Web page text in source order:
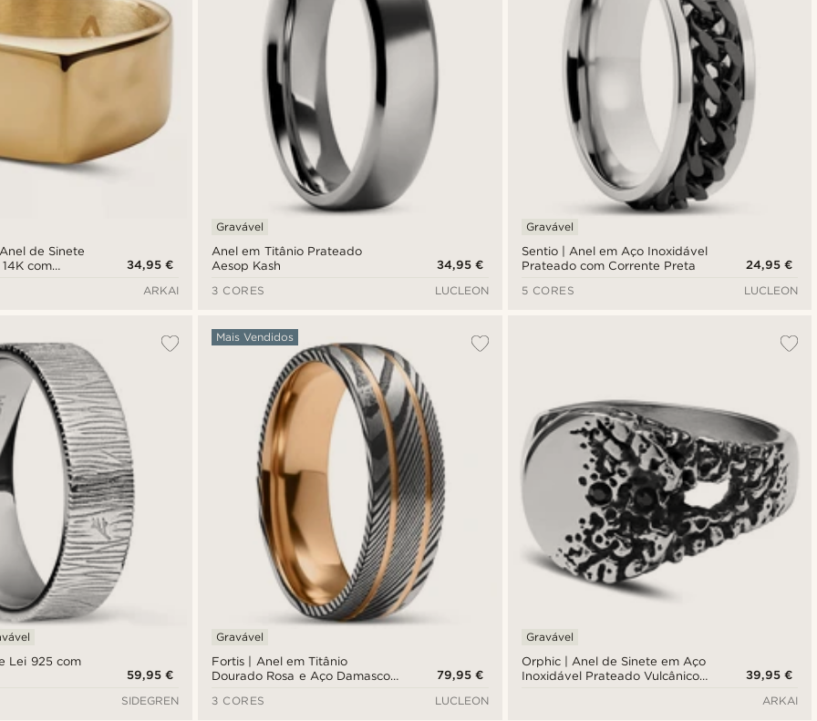
de Sinete
com
34,95 €
ARKAI
Anel em Titânio Prateado
Aesop Kash
Gravável
34,95 €
3 CORES
LUCLEON
Sentio | Anel em Aço Inoxidável
Prateado com Corrente Preta
Gravável
24,95 €
5 CORES
LUCLEON
Lei 925 com
59,95 €
SIDEGREN
Fortis | Anel em Titânio
Dourado Rosa e Aço Damasco
e Cinza Escuro 7 mm
Mais Vendidos
Gravável
79,95 €
3 CORES
LUCLEON
Orphic | Anel de Sinete em Aço
Inoxidável Prateado Vulcânico
Gravável
39,95 €
ARKAI